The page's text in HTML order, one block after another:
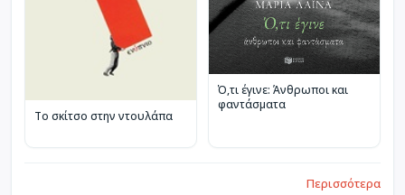
Το σκίτσο στην ντουλάπα
Ό,τι έγινε: Άνθρωποι και
φαντάσματα
Περισσότερα